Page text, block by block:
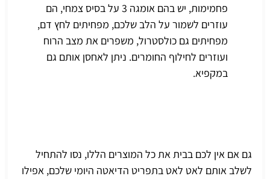
פחמימות, יש בהם אומגה 3 על בסיס צמחי, הם
עוזרים לשמור על הלב שלכם, מפחיתים לחץ דם,
מפחיתים גם כולסטרול, משפרים את מצב הרוח
ועוזרים לחילוף החומרים. ניתן לאחסן אותם גם
במקפיא.
גם אם אין לכם בבית את כל המוצרים הללו, נסו להתחיל
לשלב אותם לאט לאט בתפריט הדיאטה היומי שלכם, אפילו